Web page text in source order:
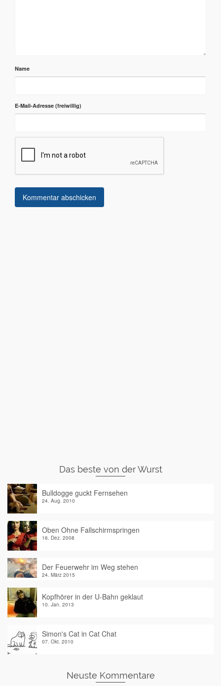
Name
E-Mail-Adresse
Das beste von der Wurst
Bulldogge guckt Fernsehen
24. Aug. 2010
Oben Ohne Fallschirmspringen
16. Dez. 2008
Der Feuerwehr im Weg stehen
24. März 2015
Kopfhörer in der U-Bahn geklaut
10. Jan. 2013
Simon's Cat in Cat Chat
07. Okt. 2010
Neuste Kommentare